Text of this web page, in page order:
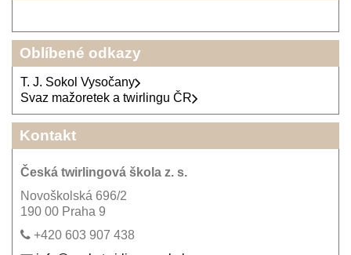
Oblíbené odkazy
T. J. Sokol Vysočany
Svaz mažoretek a twirlingu ČR
Kontakt
Česká twirlingová škola z. s.
Novoškolská 696/2
190 00 Praha 9
+420 603 907 438